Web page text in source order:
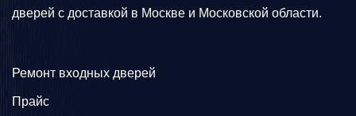
дверей с доставкой в Москве и Московской области.
Ремонт входных дверей
Прайс